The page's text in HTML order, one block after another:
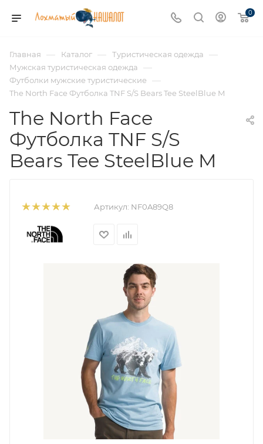
0
Главная — Каталог — Туристическая одежда —
Мужская туристическая одежда —
Футболки мужские туристические —
The North Face Футболка TNF S/S Bears Tee SteelBlue M
The North Face
Футболка TNF S/S
Bears Tee SteelBlue M
Артикул: NF0A89Q8